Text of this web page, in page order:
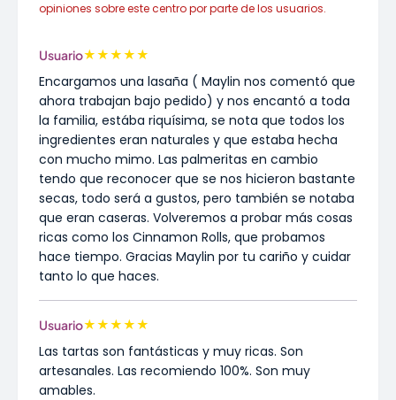
opiniones sobre este centro por parte de los usuarios.
Usuario★★★★★
Encargamos una lasaña ( Maylin nos comentó que
ahora trabajan bajo pedido) y nos encantó a toda
la familia, estába riquísima, se nota que todos los
ingredientes eran naturales y que estaba hecha
con mucho mimo. Las palmeritas en cambio
tendo que reconocer que se nos hicieron bastante
secas, todo será a gustos, pero también se notaba
que eran caseras. Volveremos a probar más cosas
ricas como los Cinnamon Rolls, que probamos
hace tiempo. Gracias Maylin por tu cariño y cuidar
tanto lo que haces.
Usuario★★★★★
Las tartas son fantásticas y muy ricas. Son
artesanales. Las recomiendo 100%. Son muy
amables.